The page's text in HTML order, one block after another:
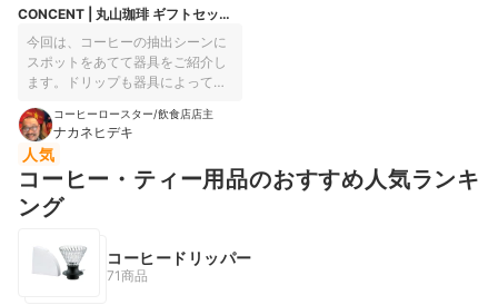
CONCENT | 丸山珈琲 ギフトセット
609-30G
今回は、コーヒーの抽出シーンに
スポットをあてて器具をご紹介し
ます。ドリップも器具によって味
せてご自分のセットを組んでみて
ください。
コーヒーロースター/飲食店店主
ナカネヒデキ
人気
コーヒー・ティー用品のおすすめ人気ランキ
ング
コーヒードリッパー
71商品